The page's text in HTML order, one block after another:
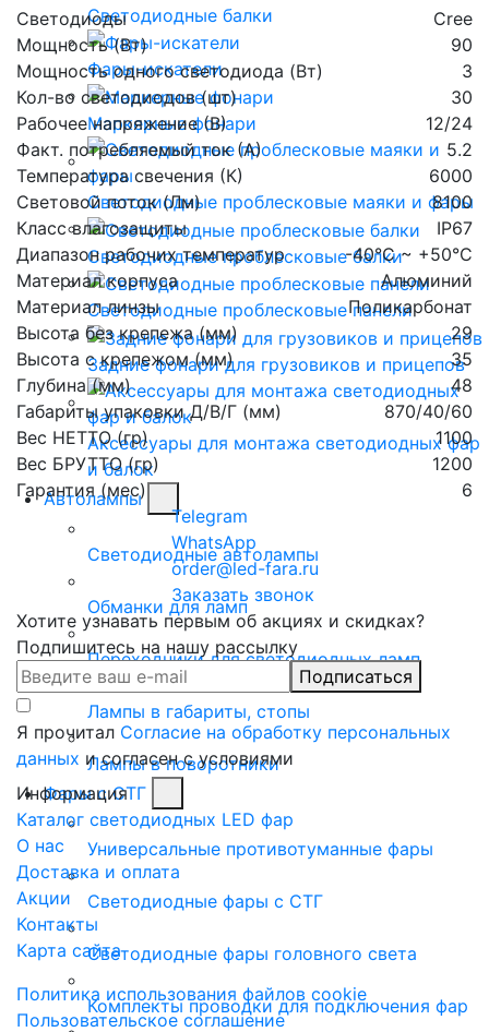
Светодиодные балки
Фары-искатели
Маркерные фонари
Светодиодные проблесковые маяки и фары
Светодиодные проблесковые балки
Светодиодные проблесковые панели
Задние фонари для грузовиков и прицепов
Аксессуары для монтажа светодиодных фар
и балок
Автолампы
Светодиодные автолампы
Обманки для ламп
Переходники для светодиодных ламп
Лампы в габариты, стопы
Лампы в поворотники
Фары с СТГ
Универсальные противотуманные фары
Светодиодные фары с СТГ
Светодиодные фары головного света
Комплекты проводки для подключения фар
Светодиоды
Cree
Мощность (Вт)
90
Мощность одного светодиода (Вт)
3
Кол-во светодиодов (шт)
30
Рабочее напряжение (В)
12/24
Факт. потребляемый ток (А)
5.2
Температура свечения (К)
6000
Световой поток (Лм)
8100
Класс влагозащиты
IP67
Диапазон рабочих температур
-40°С ~ +50°С
Материал корпуса
Алюминий
Материал линзы
Поликарбонат
Высота без крепежа (мм)
29
Высота с крепежом (мм)
35
Глубина (мм)
48
Габариты упаковки Д/В/Г (мм)
870/40/60
Вес НЕТТО (гр)
1100
Вес БРУТТО (гр)
1200
Гарантия (мес)
6
Telegram
WhatsApp
order@led-fara.ru
Заказать звонок
Хотите узнавать первым об акциях и скидках?
Подпишитесь на нашу рассылку
Подписаться
Я прочитал Согласие на обработку персональных
данных и согласен с условиями
Информация
Каталог светодиодных LED фар
О нас
Доставка и оплата
Акции
Контакты
Карта сайта
Политика использования файлов cookie
Пользовательское соглашение